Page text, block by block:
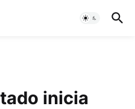
inicia